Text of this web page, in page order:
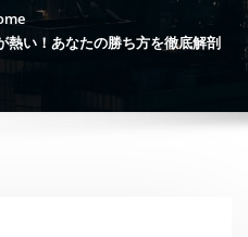
い！あなたの勝ち方を徹底解剖